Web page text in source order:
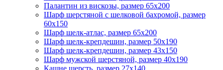
Палантин из вискозы, размер 65х200
Шарф шерстяной с шелковой бахромой, размер
60x150
Шарф шелк-атлас, размер 65х200
Шарф шелк-крепдешин, размер 50x190
Шарф шелк-крепдешин, размер 43х150
Шарф мужской шерстяной, размер 40х190